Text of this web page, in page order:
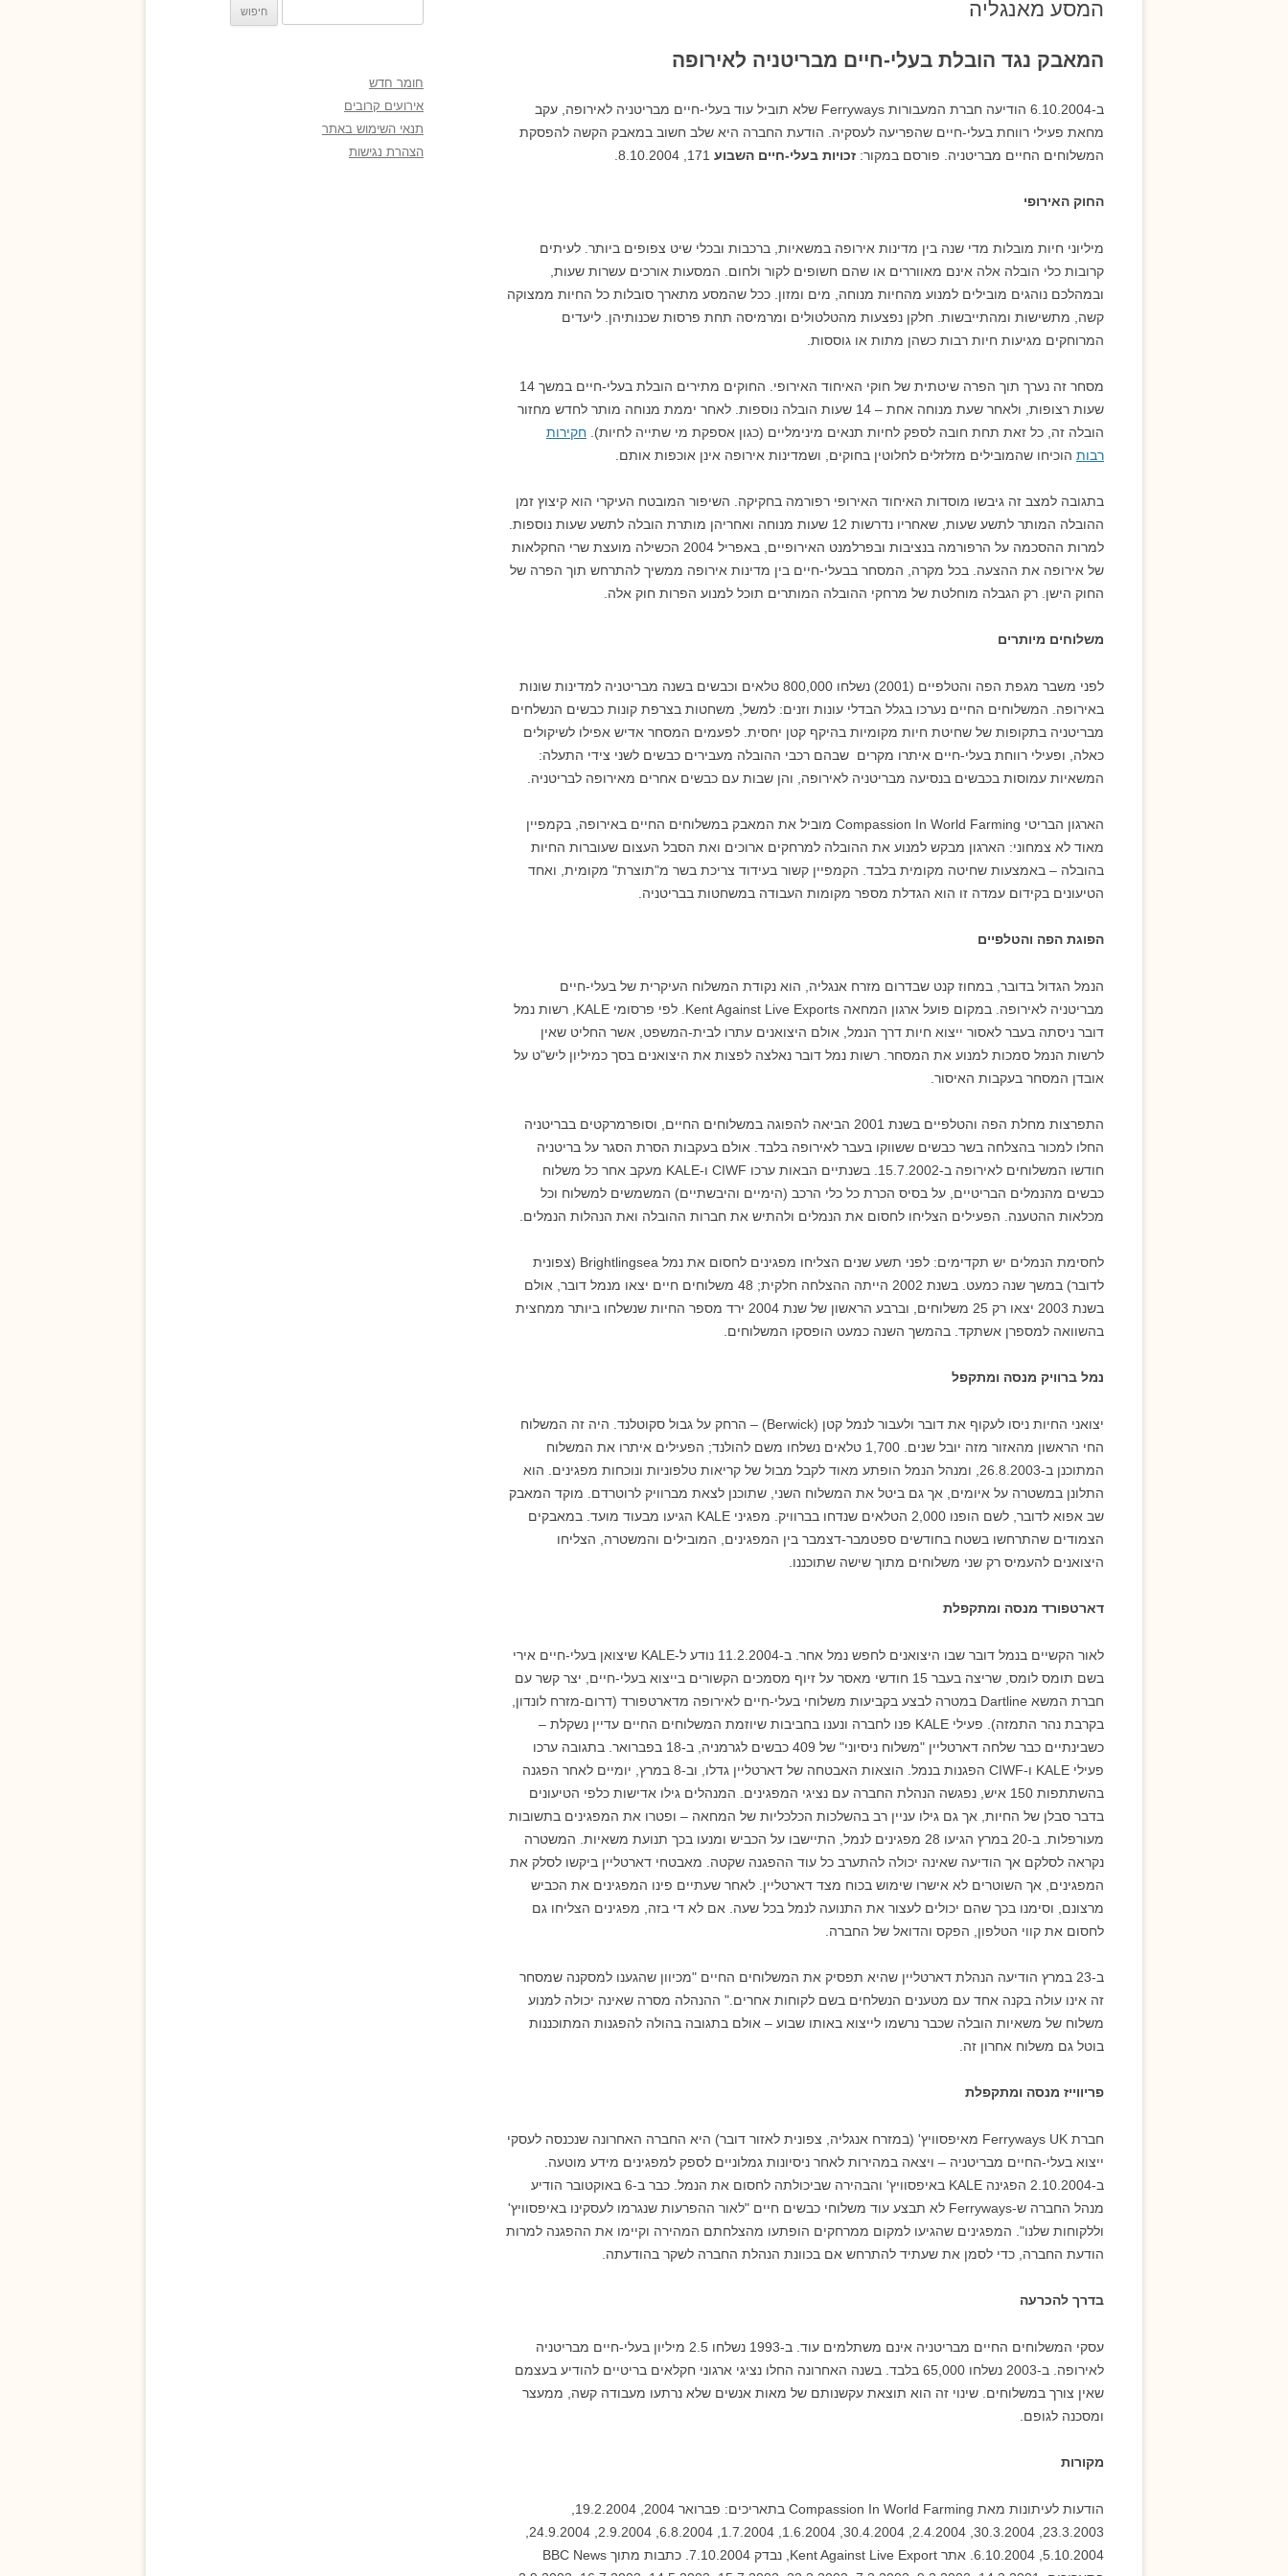
המסע מאנגליה
המאבק נגד הובלת בעלי-חיים מבריטניה לאירופה
ב-6.10.2004 הודיעה חברת המעבורות Ferryways שלא תוביל עוד בעלי-חיים מבריטניה לאירופה, עקב
מחאת פעילי רווחת בעלי-חיים שהפריעה לעסקיה. הודעת החברה היא שלב חשוב במאבק הקשה להפסקת
המשלוחים החיים מבריטניה. פורסם במקור: זכויות בעלי-חיים השבוע
החוק האירופי
מיליוני חיות מובלות מדי שנה בין מדינות אירופה במשאיות, ברכבות ובכלי שיט צפופים ביותר. לעיתים
קרובות כלי הובלה אלה אינם מאווררים או שהם חשופים לקור ולחום. המסעות אורכים עשרות שעות,
ובמהלכם נוהגים מובילים למנוע מהחיות מנוחה, מים ומזון. ככל שהמסע מתארך סובלות כל החיות ממצוקה
קשה, מתשישות ומהתייבשות. חלקן נפצעות מהטלטולים ומרמיסה תחת פרסות שכנותיהן. ליעדים
המרוחקים מגיעות חיות רבות כשהן מתות או גוססות.
מסחר זה נערך תוך הפרה שיטתית של חוקי האיחוד האירופי. החוקים מתירים הובלת בעלי-חיים במשך 14
שעות רצופות, ולאחר שעת מנוחה אחת – 14 שעות הובלה נוספות. לאחר יממת מנוחה מותר לחדש מחזור
הובלה זה, כל זאת תחת חובה לספק לחיות תנאים מינימליים (כגון אספקת מי שתייה לחיות). חקירות
רבות הוכיחו שהמובילים מזלזלים לחלוטין בחוקים, ושמדינות אירופה אינן אוכפות אותם.
בתגובה למצב זה גיבשו מוסדות האיחוד האירופי רפורמה בחקיקה. השיפור המובטח העיקרי הוא קיצוץ זמן
ההובלה המותר לתשע שעות, שאחריו נדרשות 12 שעות מנוחה ואחריהן מותרת הובלה לתשע שעות נוספות.
למרות ההסכמה על הרפורמה בנציבות ובפרלמנט האירופיים, באפריל 2004 הכשילה מועצת שרי החקלאות
של אירופה את ההצעה. בכל מקרה, המסחר בבעלי-חיים בין מדינות אירופה ממשיך להתרחש תוך הפרה של
החוק הישן. רק הגבלה מוחלטת של מרחקי ההובלה המותרים תוכל למנוע הפרות חוק אלה.
משלוחים מיותרים
לפני משבר מגפת הפה והטלפיים (2001) נשלחו 800,000 טלאים וכבשים בשנה מבריטניה למדינות שונות
באירופה. המשלוחים החיים נערכו בגלל הבדלי עונות וזנים: למשל, משחטות בצרפת קונות כבשים הנשלחים
מבריטניה בתקופות של שחיטת חיות מקומיות בהיקף קטן יחסית. לפעמים המסחר אדיש אפילו לשיקולים
כאלה, ופעילי רווחת בעלי-חיים איתרו מקרים שבהם רכבי ההובלה מעבירים כבשים לשני צידי התעלה:
המשאיות עמוסות בכבשים בנסיעה מבריטניה לאירופה, והן שבות עם כבשים אחרים מאירופה לבריטניה.
הארגון הבריטי Compassion In World Farming מוביל את המאבק במשלוחים החיים באירופה, בקמפיין
מאוד לא צמחוני: הארגון מבקש למנוע את ההובלה למרחקים ארוכים ואת הסבל העצום שעוברות החיות
בהובלה – באמצעות שחיטה מקומית בלבד. הקמפיין קשור בעידוד צריכת בשר מ"תוצרת" מקומית, ואחד
הטיעונים בקידום עמדה זו הוא הגדלת מספר מקומות העבודה במשחטות בבריטניה.
הפוגת הפה והטלפיים
הנמל הגדול בדובר, במחוז קנט שבדרום מזרח אנגליה, הוא נקודת המשלוח העיקרית של בעלי-חיים
מבריטניה לאירופה. במקום פועל ארגון המחאה Kent Against Live Exports. לפי פרסומי KALE, רשות נמל
דובר ניסתה בעבר לאסור ייצוא חיות דרך הנמל, אולם היצואנים עתרו לבית-המשפט, אשר החליט שאין
לרשות הנמל סמכות למנוע את המסחר. רשות נמל דובר נאלצה לפצות את היצואנים בסך כמיליון ליש"ט על
אובדן המסחר בעקבות האיסור.
התפרצות מחלת הפה והטלפיים בשנת 2001 הביאה להפוגה במשלוחים החיים, וסופרמרקטים בבריטניה
החלו למכור בהצלחה בשר כבשים ששווקו בעבר לאירופה בלבד. אולם בעקבות הסרת הסגר על בריטניה
חודשו המשלוחים לאירופה ב-15.7.2002. בשנתיים הבאות ערכו CIWF ו-KALE מעקב אחר כל משלוח
כבשים מהנמלים הבריטיים, על בסיס הכרת כל כלי הרכב (הימיים והיבשתיים) המשמשים למשלוח וכל
מכלאות ההטענה. הפעילים הצליחו לחסום את הנמלים ולהתיש את חברות ההובלה ואת הנהלות הנמלים.
לחסימת הנמלים יש תקדימים: לפני תשע שנים הצליחו מפגינים לחסום את נמל Brightlingsea (צפונית
לדובר) במשך שנה כמעט. בשנת 2002 הייתה ההצלחה חלקית; 48 משלוחים חיים יצאו מנמל דובר, אולם
בשנת 2003 יצאו רק 25 משלוחים, וברבע הראשון של שנת 2004 ירד מספר החיות שנשלחו ביותר ממחצית
בהשוואה למספרן אשתקד. בהמשך השנה כמעט הופסקו המשלוחים.
נמל ברוויק מנסה ומתקפל
יצואני החיות ניסו לעקוף את דובר ולעבור לנמל קטן (Berwick) – הרחק על גבול סקוטלנד. היה זה המשלוח
החי הראשון מהאזור מזה יובל שנים. 1,700 טלאים נשלחו משם להולנד; הפעילים איתרו את המשלוח
המתוכנן ב-26.8.2003, ומנהל הנמל הופתע מאוד לקבל מבול של קריאות טלפוניות ונוכחות מפגינים. הוא
התלונן במשטרה על איומים, אך גם ביטל את המשלוח השני, שתוכנן לצאת מברוויק לרוטרדם. מוקד המאבק
שב אפוא לדובר, לשם הופנו 2,000 הטלאים שנדחו בברוויק. מפגיני KALE הגיעו מבעוד מועד. במאבקים
הצמודים שהתרחשו בשטח בחודשים ספטמבר-דצמבר בין המפגינים, המובילים והמשטרה, הצליחו
היצואנים להעמיס רק שני משלוחים מתוך שישה שתוכננו.
דארטפורד מנסה ומתקפלת
לאור הקשיים בנמל דובר שבו היצואנים לחפש נמל אחר. ב-11.2.2004 נודע ל-KALE שיצואן בעלי-חיים אירי
בשם תומס לומס, שריצה בעבר 15 חודשי מאסר על זיוף מסמכים הקשורים בייצוא בעלי-חיים, יצר קשר עם
חברת המשא Dartline במטרה לבצע בקביעות משלוחי בעלי-חיים לאירופה מדארטפורד (דרום-מזרח לונדון,
בקרבת נהר התמזה). פעילי KALE פנו לחברה ונענו בחביבות שיוזמת המשלוחים החיים עדיין נשקלת –
כשבינתיים כבר שלחה דארטליין "משלוח ניסיוני" של 409 כבשים לגרמניה, ב-18 בפברואר. בתגובה ערכו
פעילי KALE ו-CIWF הפגנות בנמל. הוצאות האבטחה של דארטליין גדלו, וב-8 במרץ, יומיים לאחר הפגנה
בהשתתפות 150 איש, נפגשה הנהלת החברה עם נציגי המפגינים. המנהלים גילו אדישות כלפי הטיעונים
בדבר סבלן של החיות, אך גם גילו עניין רב בהשלכות הכלכליות של המחאה – ופטרו את המפגינים בתשובות
מעורפלות. ב-20 במרץ הגיעו 28 מפגינים לנמל, התיישבו על הכביש ומנעו בכך תנועת משאיות. המשטרה
נקראה לסלקם אך הודיעה שאינה יכולה להתערב כל עוד ההפגנה שקטה. מאבטחי דארטליין ביקשו לסלק את
המפגינים, אך השוטרים לא אישרו שימוש בכוח מצד דארטליין. לאחר שעתיים פינו המפגינים את הכביש
מרצונם, וסימנו בכך שהם יכולים לעצור את התנועה לנמל בכל שעה. אם לא די בזה, מפגינים הצליחו גם
לחסום את קווי הטלפון, הפקס והדואל של החברה.
ב-23 במרץ הודיעה הנהלת דארטליין שהיא תפסיק את המשלוחים החיים "מכיוון שהגענו למסקנה שמסחר
זה אינו עולה בקנה אחד עם מטענים הנשלחים בשם לקוחות אחרים." ההנהלה מסרה שאינה יכולה למנוע
משלוח של משאיות הובלה שכבר נרשמו לייצוא באותו שבוע – אולם בתגובה בהולה להפגנות המתוכננות
בוטל גם משלוח אחרון זה.
פריווייז מנסה ומתקפלת
חברת Ferryways UK מאיפסוויץ' (במזרח אנגליה, צפונית לאזור דובר) היא החברה האחרונה שנכנסה לעסקי
ייצוא בעלי-החיים מבריטניה – ויצאה במהירות לאחר ניסיונות גמלוניים לספק למפגינים מידע מוטעה.
ב-2.10.2004 הפגינה KALE באיפסוויץ' והבהירה שביכולתה לחסום את הנמל. כבר ב-6 באוקטובר הודיע
מנהל החברה ש-Ferryways לא תבצע עוד משלוחי כבשים חיים "לאור ההפרעות שנגרמו לעסקינו באיפסוויץ'
וללקוחות שלנו". המפגינים שהגיעו למקום ממרחקים הופתעו מהצלחתם המהירה וקיימו את ההפגנה למרות
הודעת החברה, כדי לסמן את שעתיד להתרחש אם בכוונת הנהלת החברה לשקר בהודעתה.
בדרך להכרעה
עסקי המשלוחים החיים מבריטניה אינם משתלמים עוד. ב-1993 נשלחו 2.5 מיליון בעלי-חיים מבריטניה
לאירופה. ב-2003 נשלחו 65,000 בלבד. בשנה האחרונה החלו נציגי ארגוני חקלאים בריטיים להודיע בעצמם
שאין צורך במשלוחים. שינוי זה הוא תוצאת עקשנותם של מאות אנשים שלא נרתעו מעבודה קשה, ממעצר
ומסכנה לגופם.
מקורות
5.10.2004, 6.10.2004. אתר Kent Against Live Export, נבדק 7.10.2004. כתבות מתוך BBC News
חומר חדש
אירועים קרובים
תנאי השימוש באתר
הצהרת נגישות